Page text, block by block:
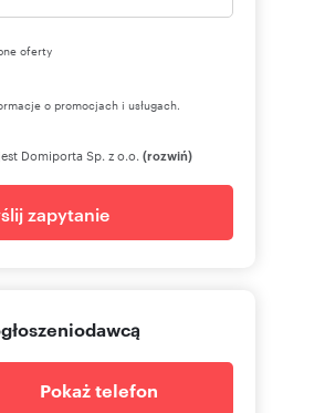
oferty
o promocjach i usługach.
Domiporta Sp. z o.o. (rozwiń)
zapytanie
Pokaż telefon